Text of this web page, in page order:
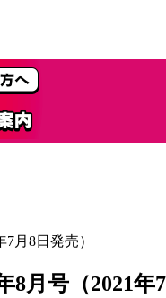
月8日発売）
月号（2021年7